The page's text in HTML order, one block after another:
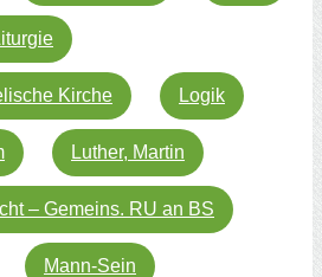
Kirche Logik
Luther, Martin
– Gemeins. RU an BS
Mann-Sein